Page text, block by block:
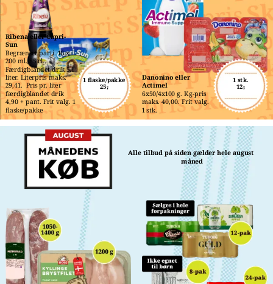
1 flaske/pakke
25,-
Ribena eller Capri-
Sun
Begrænset parti. 10 x
200 ml./85 cl..
Færdigblandet drik 5,1
liter. Literpris maks.
29,41.  Pris pr. liter
færdigblandet drik
4,90 + pant. Frit valg. 1
flaske/pakke
1 stk.
12,-
Danonino eller
Actimel
6x50/4x100 g. Kg-pris
maks. 40,00. Frit valg.
1 stk.
Alle tilbud på siden gælder hele august
måned